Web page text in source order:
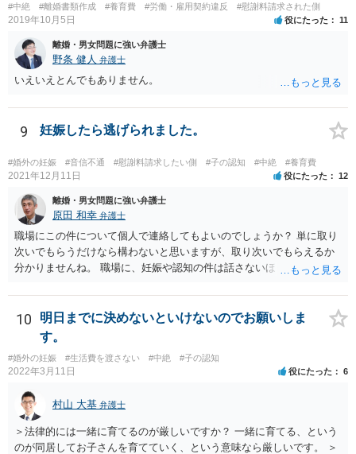
#中絶 #離婚書類作成 #養育費 #労働・雇用契約違反 #慰謝料請求された側
2019年10月5日 役にたった 11
離婚・男女問題に強い弁護士
野条 健人 弁護士
いえいえとんでもありません。
9 妊娠したら逃げられました。
#婚外の妊娠 #音信不通 #慰謝料請求したい側 #子の認知 #中絶 #養育費
2021年12月11日 役にたった 12
離婚・男女問題に強い弁護士
原田 和幸 弁護士
職場にこの件について個人で連絡してもよいのでしょうか？ 単に取り
次いでもらうだけなら構わないと思いますが、取り次いでもらえるか
分かりませんね。 職場に、妊娠や認知の件は話さないほうがよいと思
難しいと思われれば、弁護士に入ってもらうことも検討されてくださ
い。 一度、お近くの弁護士に相談されてみてもよいと思います。
10
明日までに決めないといけないのでお願いしま
す。
#婚外の妊娠 #生活費を渡さない #中絶 #子の認知
2022年3月11日 役にたった 6
村山 大基 弁護士
＞法律的には一緒に育てるのが厳しいですか？ 一緒に育てる、という
のが同居してお子さんを育てていく、という意味なら厳しいです。 ＞